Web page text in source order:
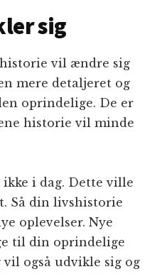
sig
vil ændre sig
mere detaljeret og
oprindelige. De er
historie vil minde
i dag. Dette ville
Så din livshistorie
oplevelser. Nye
til din oprindelige
også udvikle sig og